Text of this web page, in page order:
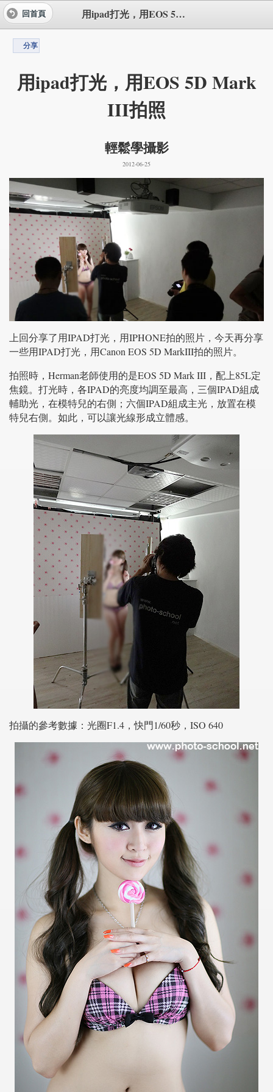
用ipad打光，用EOS 5D Mark III拍照
回首頁
分享
用ipad打光，用EOS 5D Mark
III拍照
輕鬆學攝影
2012-06-25
上回分享了用IPAD打光，用IPHONE拍的照片，今天再分享
一些用IPAD打光，用Canon EOS 5D MarkIII拍的照片。
拍照時，Herman老師使用的是EOS 5D Mark III，配上85L定
焦鏡。打光時，各IPAD的亮度均調至最高，三個IPAD組成
輔助光，在模特兒的右側；六個IPAD組成主光，放置在模
特兒右側。如此，可以讓光線形成立體感。
拍攝的參考數據：光圈F1.4，快門1/60秒，ISO 640